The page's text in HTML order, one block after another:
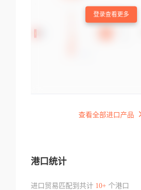
登录查看更多
查看全部进口产品
港口统计
进口贸易匹配到共计 10+个港口